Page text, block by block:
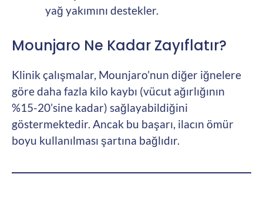
yağ yakımını destekler.
Mounjaro Ne Kadar Zayıflatır?
Klinik çalışmalar, Mounjaro’nun diğer iğnelere
göre daha fazla kilo kaybı (vücut ağırlığının
%15-20’sine kadar) sağlayabildiğini
göstermektedir. Ancak bu başarı, ilacın ömür
boyu kullanılması şartına bağlıdır.